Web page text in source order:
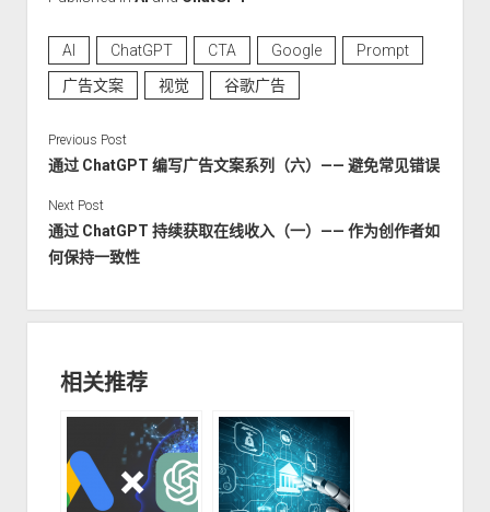
AI ChatGPT CTA Google
Prompt
广告文案
视觉 谷歌广告
Previous Post
通过 ChatGPT 编写广告文案系列（六）—— 避免常见错误
Next Post
通过 ChatGPT 持续获取在线收入（一）—— 作为创作者如
何保持一致性
相关推荐